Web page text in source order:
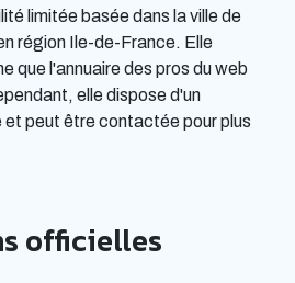
limitée basée dans la ville de
région Ile-de-France. Elle
que l'annuaire des pros du web
elle dispose d'un
et peut être contactée pour plus
officielles